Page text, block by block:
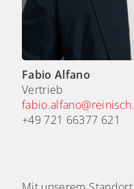
Fabio Alfano
Vertrieb
+49 721 66377 621